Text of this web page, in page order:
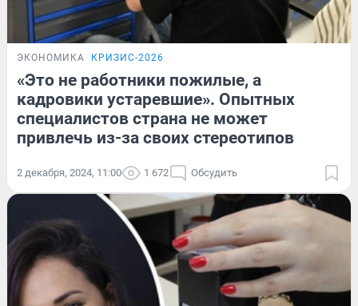
ЭКОНОМИКА КРИЗИС-2026
«Это не работники пожилые, а
кадровики устаревшие». Опытных
специалистов страна не может
привлечь из-за своих стереотипов
2 декабря, 2024, 11:00 1 672 Обсудить